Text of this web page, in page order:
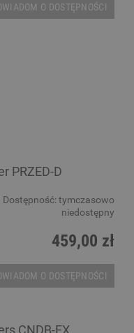
O DOSTĘPNOŚCI
PRZED-D
Dostępność: tymczasowo
niedostępny
459,00 zł
O DOSTĘPNOŚCI
CNDB-EX